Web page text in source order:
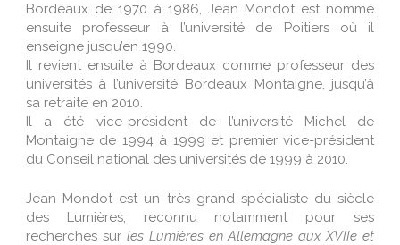
Bordeaux de 1970 à 1986, Jean Mondot est nommé
ensuite professeur à l’université de Poitiers où il
enseigne jusqu’en 1990.
Il revient ensuite à Bordeaux comme professeur des
universités à l’université Bordeaux Montaigne, jusqu’à
sa retraite en 2010.
Il a été vice-président de l’université Michel de
Montaigne de 1994 à 1999 et premier vice-président
du Conseil national des universités de 1999 à 2010.
Jean Mondot est un très grand spécialiste du siècle
des Lumières, reconnu notamment pour ses
recherches sur les Lumières en Allemagne aux XVIIe et